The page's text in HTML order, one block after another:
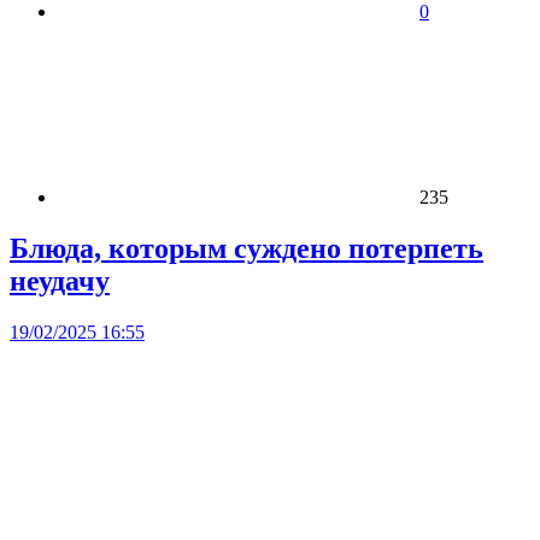
0
235
Блюда, которым суждено потерпеть
неудачу
19/02/2025 16:55